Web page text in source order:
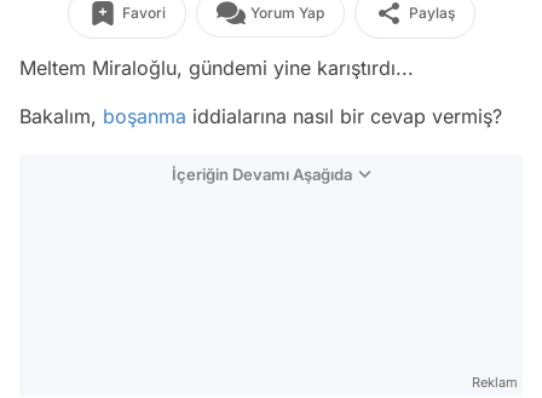
Favori Yorum Yap Paylaş
Meltem Miraloğlu, gündemi yine karıştırdı...
Bakalım, boşanma iddialarına nasıl bir cevap vermiş?
İçeriğin Devamı Aşağıda
Reklam